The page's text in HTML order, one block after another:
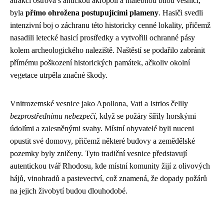
byla přímo ohrožena postupujícími plameny. Hasiči svedli
intenzivní boj o záchranu této historicky cenné lokality, přičemž
nasadili letecké hasicí prostředky a vytvořili ochranné pásy
kolem archeologického naleziště. Naštěstí se podařilo zabránit
přímému poškození historických památek, ačkoliv okolní
vegetace utrpěla značné škody.
Vnitrozemské vesnice jako Apollona, Vati a Istrios čelily
bezprostřednímu nebezpečí, když se požáry šířily horskými
údolími a zalesněnými svahy. Místní obyvatelé byli nuceni
opustit své domovy, přičemž některé budovy a zemědělské
pozemky byly zničeny. Tyto tradiční vesnice představují
autentickou tvář Rhodosu, kde místní komunity žijí z olivových
hájů, vinohradů a pastevectví, což znamená, že dopady požárů
na jejich živobytí budou dlouhodobé.